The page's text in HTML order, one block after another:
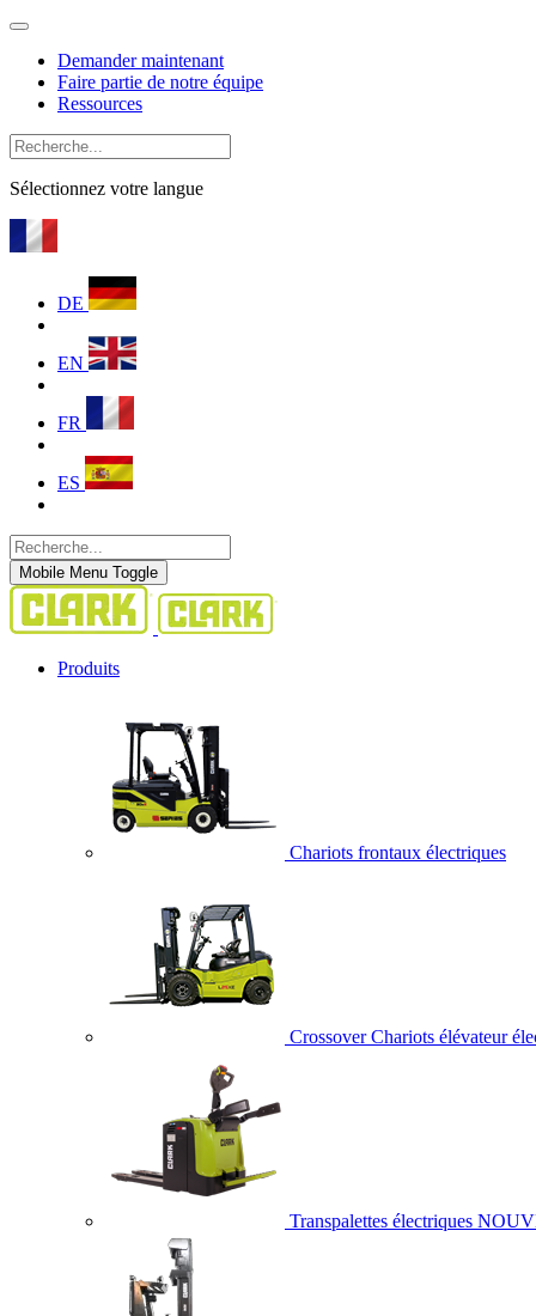
Demander maintenant
Faire partie de notre équipe
Ressources
Sélectionnez votre langue
DE
EN
FR
ES
Mobile Menu Toggle
Produits
Chariots frontaux électriques
Crossover Chariots élévateur
Transpalettes électriques